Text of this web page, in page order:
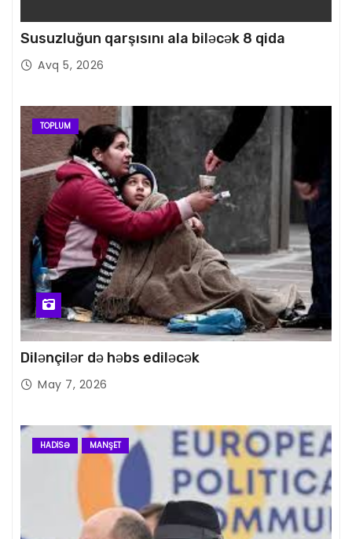
Susuzluğun qarşısını ala biləcək 8 qida
Avq 5, 2026
TOPLUM
Dilənçilər də həbs ediləcək
May 7, 2026
HADISƏ MANŞET